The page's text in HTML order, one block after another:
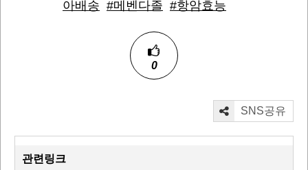
아배송 #메벤다졸 #항암효능
0
SNS공유
관련링크